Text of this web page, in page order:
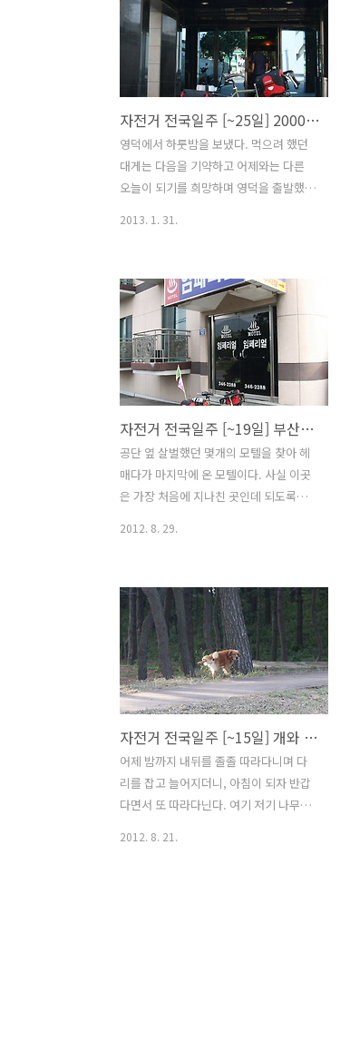
셨다. 텐트와 그외 짐을 부산이나 대구에
서 집으로 붙여버린다던 현수는 아직도
강원도에 올때까지 캠핑을 더 해야겠다는
생각으로 계속 가지고 다녔다. 그런데 요
즘 날씨가 캠핑을 할 수 있는 여건이 안되
었다. 점점 가을의 색은 짙어지고 스산한
겨울이 그 자리를 차지하려 애를 쓰고 있
는 중이다. 6.25때 펀치볼로 유명한 양구
군... 분지형태로 이루어져 있으며 대한민
자전거 전국일주 [~25일] 2000년 4월 강원도 산불의 아픔을 기억하며
영덕에서 하룻밤을 보냈다. 먹으려 했던
대게는 다음을 기약하고 어제와는 다른
오늘이 되기를 희망하며 영덕을 출발했
으로 체력을 보충하였다. 자전거 여행은
적절하게 쉬어주어야 장거리 라이딩을 할
수 있다. 오전에 무리하게 많은 거리를 이
동하면 체력이 빨리 고갈되서 오후가 되
면 길바닥에 퍼지는 사태?가 발생할 수 있
다. 그러니 50분 달리고 10분 휴식을 취하
는 것을 반복하면서 장거리 라이딩에 무
리가 없도록 체력을 안배한다. 가을걷이
가 한창인 들판에는 황금물결을 이루고
있고 농부들은 분주하게 일년의 수확을
걷어들인다. 농사가 생업이신 분들에게
들지만 매 끼..
2013. 1. 31.
자전거 전국일주 [~19일] 부산을 돌아서 간절곶까지 109.5km
공단 옆 살벌했던 몇개의 모텔을 찾아 헤
매다가 마지막에 온 모텔이다. 사실 이곳
은 가장 처음에 지나친 곳인데 되도록이
를 하고 있는 모텔이 많았다. 분위기도 살
벌해서 2~3군대의 모텔을 들어갔다가 두
려움때문에 나왔다. 자전거 여행을 하면
서 보통 자전거는 방까지 가지고 들어 갔
는데 이곳에선 가지고 들어가지 말라고
하였다. 카운터앞에 나두면 가져가는 사
람 없이 주인이 잘 지켜본다고 했다. 잘때
까지도 모텔 복도를 몇번이고 문열고 나
와서 내 자전거의 상태를 살폈다. 새벽에
화장실 때문에 깨면 그때도 역시 모텔방
문을 열고 복도에 있는 자전거를 확인했
있어 주었다..
2012. 8. 29.
자전거 전국일주 [~15일] 개와 친구 되기
어제 밤까지 내뒤를 졸졸 따라다니며 다
리를 잡고 늘어지더니, 아침이 되자 반갑
다면서 또 따라다닌다. 여기 저기 나무에
2012. 8. 21.